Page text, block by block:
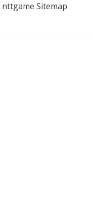
nttgame Sitemap